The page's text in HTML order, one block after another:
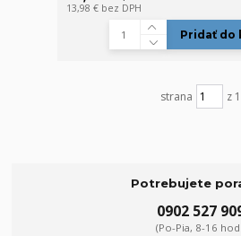
13,98 € bez DPH
Pridať do
strana z 1
Potrebujete
0902 527
(Po-Pia, 8-16